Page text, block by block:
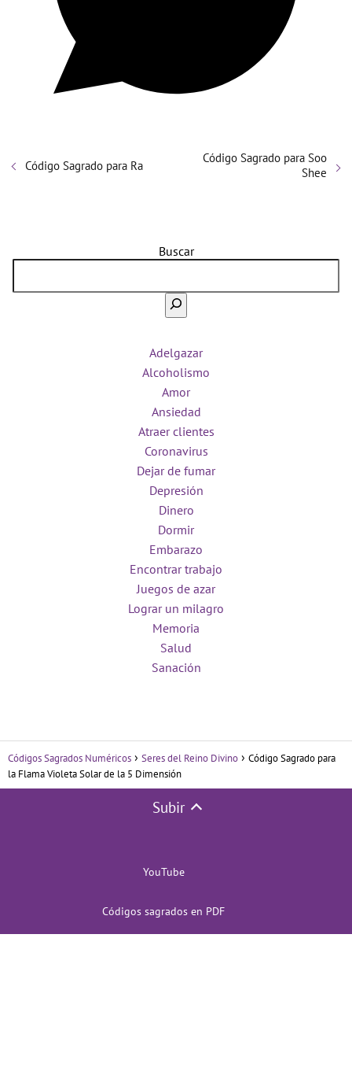
Código Sagrado para Ra
Código Sagrado para Soo
Shee
Buscar
Adelgazar
Alcoholismo
Amor
Ansiedad
Atraer clientes
Coronavirus
Dejar de fumar
Depresión
Dinero
Dormir
Embarazo
Encontrar trabajo
Juegos de azar
Lograr un milagro
Memoria
Salud
Sanación
Códigos Sagrados Numéricos Seres del Reino Divino
Código Sagrado para
la Flama Violeta Solar de la 5 Dimensión
Subir
YouTube
Códigos sagrados en PDF